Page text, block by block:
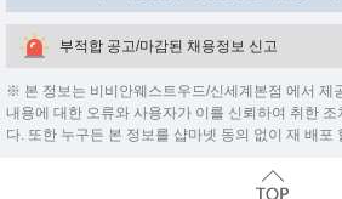
부적합 공고/마감된 채용정보 신고
※ 본 정보는 비비안웨스트우드/신세계본점 에서 제
내용에 대한 오류와 사용자가 이를 신뢰하여 취한 조
다. 또한 누구든 본 정보를 샵마넷 동의 없이 재 배포